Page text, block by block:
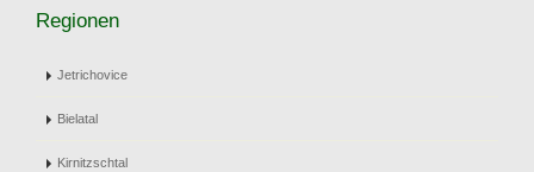
Regionen
Jetrichovice
Bielatal
Kirnitzschtal